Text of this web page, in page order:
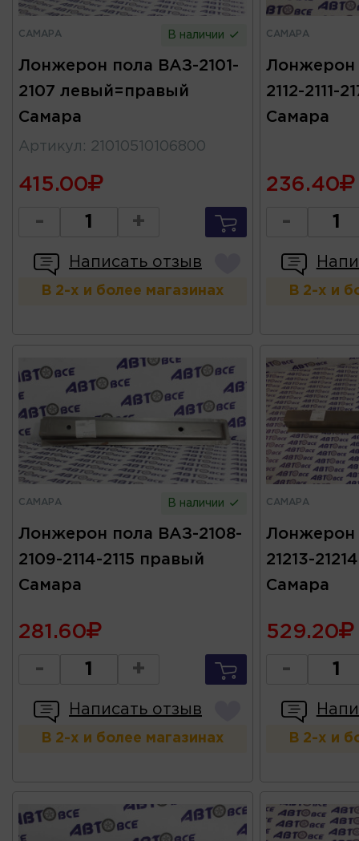
САМАРА В наличии
Лонжерон пола ВАЗ-2101-
2107 левый=правый
Самара
Артикул : 21010510106800
415.00
- +
Написать отзыв
В 2-х и более магазинах
САМАРА
Лонжерон
2112-2111-
Самара
236.40
-
В 2-х и
САМАРА В наличии
Лонжерон пола ВАЗ-2108-
2109-2114-2115 правый
Самара
281.60
- +
Написать отзыв
В 2-х и более магазинах
САМАРА
Лонжерон
21213-
Самара
529.20
-
В 2-х и